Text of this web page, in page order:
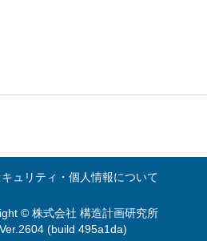
ュリティ・個人情報について
© 株式会社 構造計画研究所
Ver.2604 (build 495a1da)